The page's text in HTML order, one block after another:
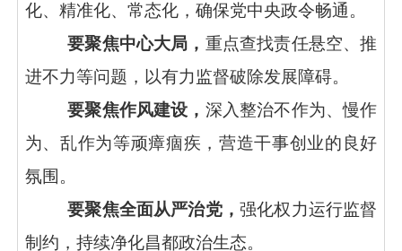
化、精准化、常态化，确保党中央政令畅通。
要聚焦中心大局， 重点查找责任悬空、推
进不力等问题，以有力监督破除发展障碍。
要聚焦作风建设， 深入整治不作为、慢作
为、乱作为等顽瘴痼疾，营造干事创业的良好
氛围。
要聚焦全面从严治党，强化权力运行监督
制约，持续净化昌都政治生态。